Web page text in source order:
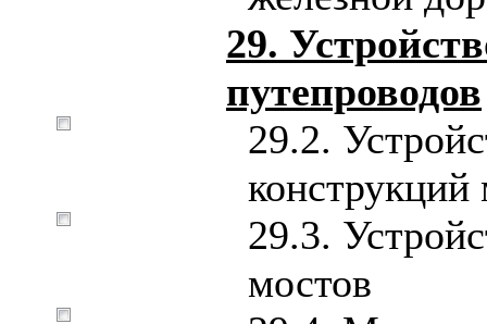
29.
путепроводов
29.2.
конструкций
29.3.
мостов